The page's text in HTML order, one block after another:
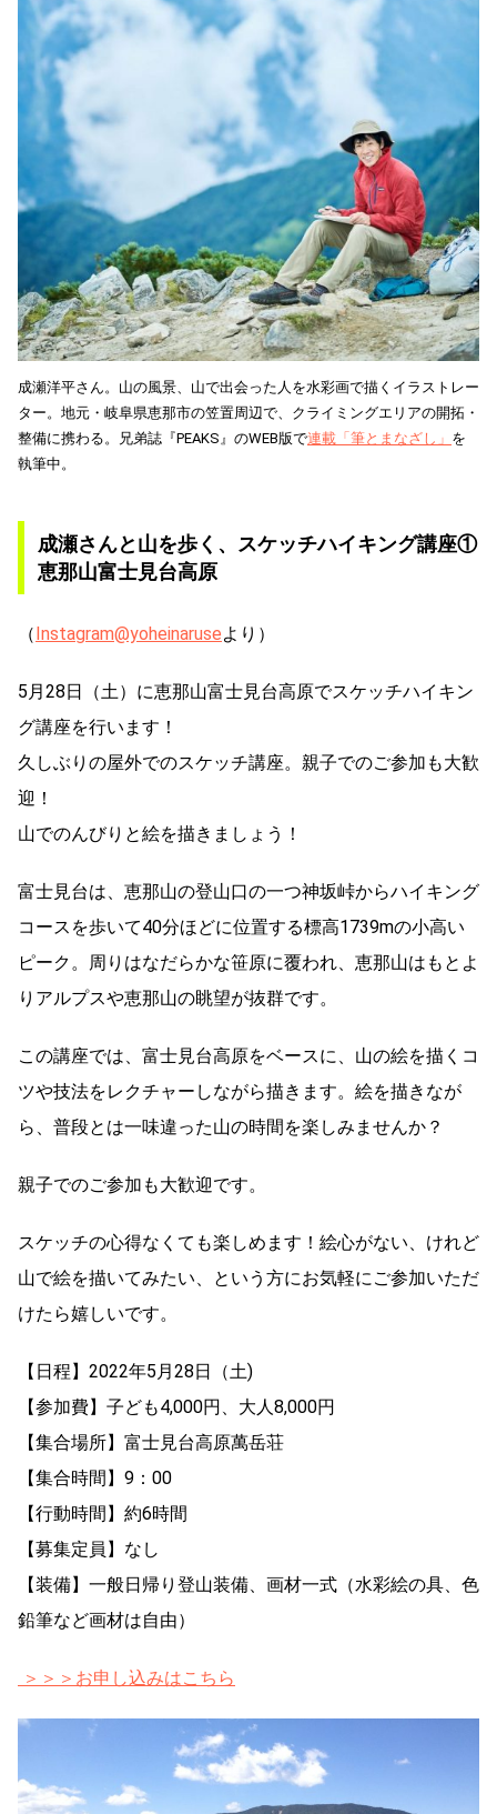
成瀬洋平さん。山の風景、山で出会った人を水彩画で描くイラストレー
ター。地元・岐阜県恵那市の笠置周辺で、クライミングエリアの開拓・
整備に携わる。兄弟誌『PEAKS』のWEB版で連載「筆とまなざし」 を
執筆中。
成瀬さんと山を歩く、スケッチハイキング講座①
恵那山富士見台高原
（ Instagram@yoheinaruseより）
5月28日（土）に恵那山富士見台高原でスケッチハイキン
グ講座を行います！
久しぶりの屋外でのスケッチ講座。親子でのご参加も大歓
迎！
山でのんびりと絵を描きましょう！
富士見台は、恵那山の登山口の一つ神坂峠からハイキング
コースを歩いて40分ほどに位置する標高1739mの小高い
ピーク。周りはなだらかな笹原に覆われ、恵那山はもとよ
りアルプスや恵那山の眺望が抜群です。
この講座では、富士見台高原をベースに、山の絵を描くコ
ツや技法をレクチャーしながら描きます。絵を描きなが
ら、普段とは一味違った山の時間を楽しみませんか？
親子でのご参加も大歓迎です。
スケッチの心得なくても楽しめます！絵心がない、けれど
山で絵を描いてみたい、という方にお気軽にご参加いただ
けたら嬉しいです。
【日程】2022年5月28日（土)
【参加費】子ども4,000円、大人8,000円
【集合場所】富士見台高原萬岳荘
【集合時間】9：00
【行動時間】約6時間
【募集定員】なし
【装備】一般日帰り登山装備、画材一式（水彩絵の具、色
鉛筆など画材は自由）
＞＞＞お申し込みはこちら